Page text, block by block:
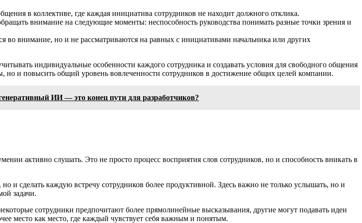
в коллективе, где каждая инициатива сотрудников не находит должного отклика.
внимание на следующие моменты: неспособность руководства понимать разные точки зрения и
во внимание, но и не рассматриваются на равных с инициативами начальника или других
индивидуальные особенности каждого сотрудника и создавать условия для свободного общения
и повысить общий уровень вовлеченности сотрудников в достижение общих целей компании.
ИИ — это конец пути для разработчиков?
активно слушать. Это не просто процесс восприятия слов сотрудников, но и способность вникать в
и сделать каждую встречу сотрудников более продуктивной. Здесь важно не только услышать, но и
задачи.
сотрудники предпочитают более прямолинейные высказывания, другие могут подавать идеи
место как место, где каждый чувствует себя важным и понятым.